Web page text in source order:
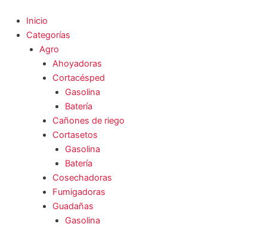
Inicio
Categorías
Agro
Ahoyadoras
Cortacésped
Gasolina
Batería
Cañones de riego
Cortasetos
Gasolina
Batería
Cosechadoras
Fumigadoras
Guadañas
Gasolina